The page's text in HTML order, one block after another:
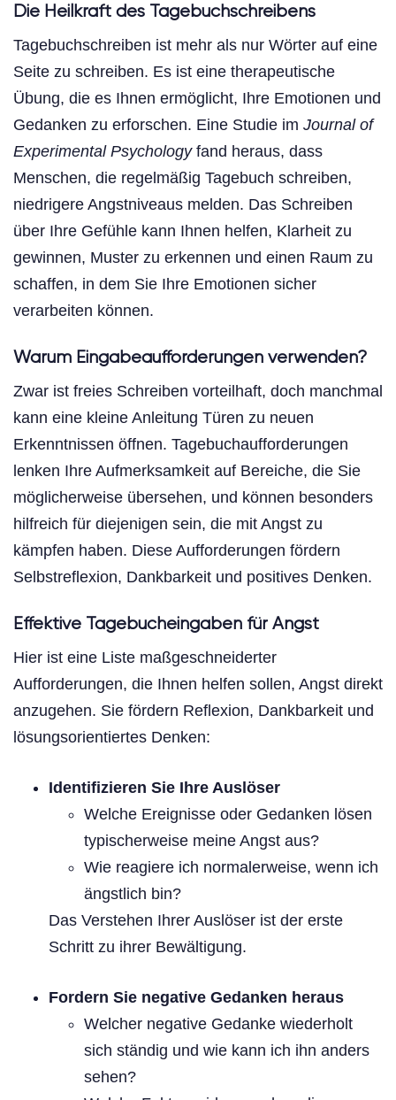
Die Heilkraft des Tagebuchschreibens
Tagebuchschreiben ist mehr als nur Wörter auf eine
Seite zu schreiben. Es ist eine therapeutische
Übung, die es Ihnen ermöglicht, Ihre Emotionen und
Gedanken zu erforschen. Eine Studie im Journal of
Experimental Psychologyfand heraus, dass
Menschen, die regelmäßig Tagebuch schreiben,
niedrigere Angstniveaus melden. Das Schreiben
über Ihre Gefühle kann Ihnen helfen, Klarheit zu
gewinnen, Muster zu erkennen und einen Raum zu
schaffen, in dem Sie Ihre Emotionen sicher
verarbeiten können.
Warum Eingabeaufforderungen verwenden?
Zwar ist freies Schreiben vorteilhaft, doch manchmal
kann eine kleine Anleitung Türen zu neuen
Erkenntnissen öffnen. Tagebuchaufforderungen
lenken Ihre Aufmerksamkeit auf Bereiche, die Sie
möglicherweise übersehen, und können besonders
hilfreich für diejenigen sein, die mit Angst zu
kämpfen haben. Diese Aufforderungen fördern
Selbstreflexion, Dankbarkeit und positives Denken.
Effektive Tagebucheingaben für Angst
Hier ist eine Liste maßgeschneiderter
Aufforderungen, die Ihnen helfen sollen, Angst direkt
anzugehen. Sie fördern Reflexion, Dankbarkeit und
lösungsorientiertes Denken:
Identifizieren Sie Ihre Auslöser
Welche Ereignisse oder Gedanken lösen
typischerweise meine Angst aus?
Wie reagiere ich normalerweise, wenn ich
ängstlich bin?
Das Verstehen Ihrer Auslöser ist der erste
Schritt zu ihrer Bewältigung.
Fordern Sie negative Gedanken heraus
Welcher negative Gedanke wiederholt
sich ständig und wie kann ich ihn anders
sehen?